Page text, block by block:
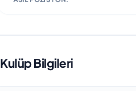
Kulüp Bilgileri